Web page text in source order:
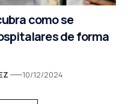
como se
de forma
10/12/2024